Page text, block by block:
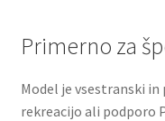
Primerno za
Model je vsestranski
rekreacijo ali podporo